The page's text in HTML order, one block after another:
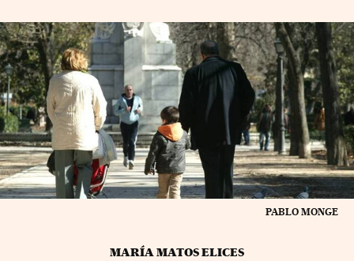
PABLO MONGE
MARÍA MATOS ELICES